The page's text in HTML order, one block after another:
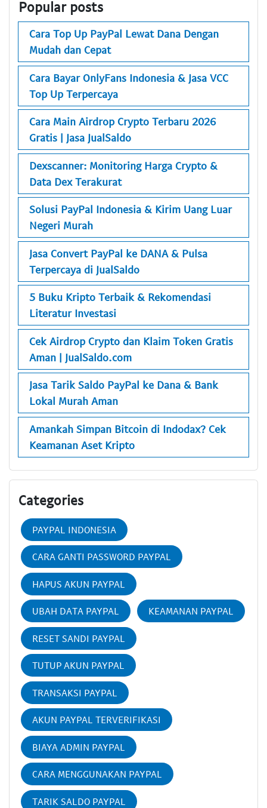
Popular posts
Cara Top Up PayPal Lewat Dana Dengan
Mudah dan Cepat
Cara Bayar OnlyFans Indonesia & Jasa VCC
Top Up Terpercaya
Cara Main Airdrop Crypto Terbaru 2026
Gratis | Jasa JualSaldo
Dexscanner: Monitoring Harga Crypto &
Data Dex Terakurat
Solusi PayPal Indonesia & Kirim Uang Luar
Negeri Murah
Jasa Convert PayPal ke DANA & Pulsa
Terpercaya di JualSaldo
5 Buku Kripto Terbaik & Rekomendasi
Literatur Investasi
Cek Airdrop Crypto dan Klaim Token Gratis
Aman | JualSaldo.com
Jasa Tarik Saldo PayPal ke Dana & Bank
Lokal Murah Aman
Amankah Simpan Bitcoin di Indodax? Cek
Keamanan Aset Kripto
Categories
PAYPAL INDONESIA
CARA GANTI PASSWORD PAYPAL
HAPUS AKUN PAYPAL
UBAH DATA PAYPAL KEAMANAN PAYPAL
RESET SANDI PAYPAL
TUTUP AKUN PAYPAL
TRANSAKSI PAYPAL
AKUN PAYPAL TERVERIFIKASI
BIAYA ADMIN PAYPAL
CARA MENGGUNAKAN PAYPAL
TARIK SALDO PAYPAL